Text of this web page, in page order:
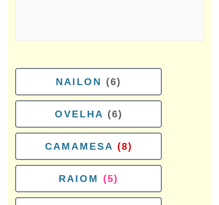
NAILON (6)
OVELHA (6)
CAMAMESA (8)
RAIOM (5)